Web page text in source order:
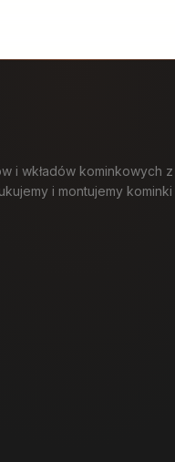
i wkładów kominkowych z
i montujemy